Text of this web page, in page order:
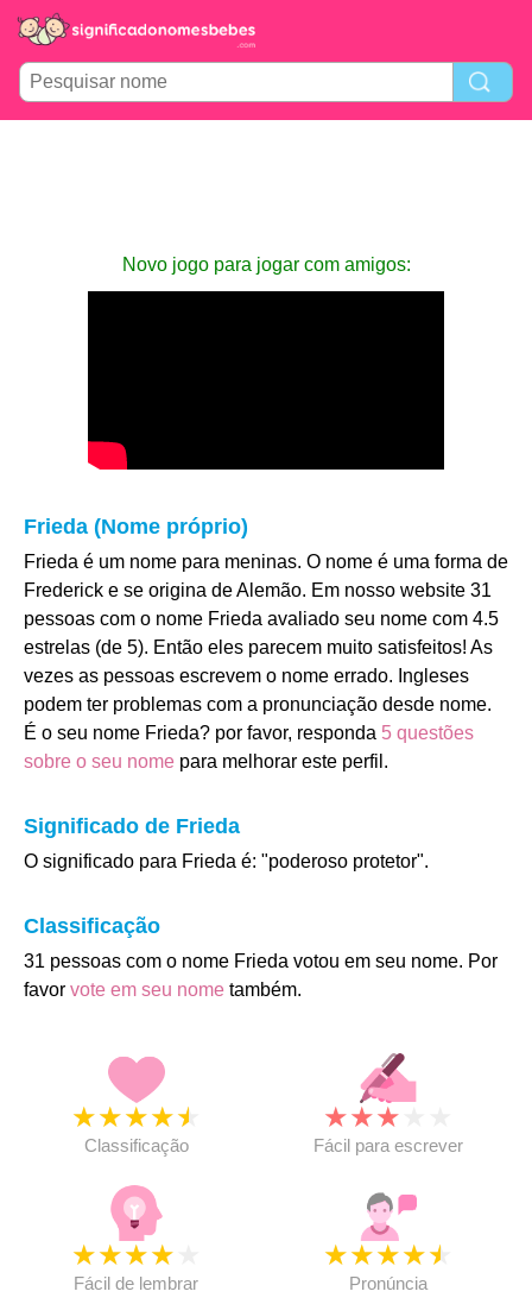
Novo jogo para jogar com amigos:
Frieda (Nome próprio)
Frieda é um nome para meninas. O nome é uma forma de
Frederick e se origina de Alemão. Em nosso website 31
pessoas com o nome Frieda avaliado seu nome com 4.5
estrelas (de 5). Então eles parecem muito satisfeitos! As
vezes as pessoas escrevem o nome errado. Ingleses
podem ter problemas com a pronunciação desde nome.
É o seu nome Frieda? por favor, responda 5 questões
sobre o seu nome para melhorar este perfil.
Significado de Frieda
O significado para Frieda é: "poderoso protetor".
Classificação
31 pessoas com o nome Frieda votou em seu nome. Por
favor vote em seu nome também.
★★★★★
Classificação
★★★
Fácil para escrever
★★★★
Fácil de lembrar
★★★★★
Pronúncia